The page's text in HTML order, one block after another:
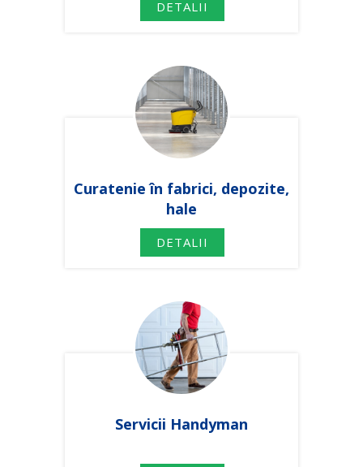
DETALII
Curatenie în fabrici, depozite,
hale
DETALII
Servicii Handyman